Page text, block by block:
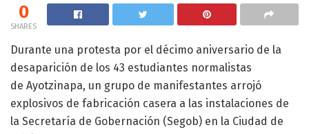
0
SHARES
Durante una protesta por el décimo aniversario de la
desaparición de los 43 estudiantes normalistas
de Ayotzinapa, un grupo de manifestantes arrojó
explosivos de fabricación casera a las instalaciones de
la Secretaría de Gobernación (Segob) en la Ciudad de